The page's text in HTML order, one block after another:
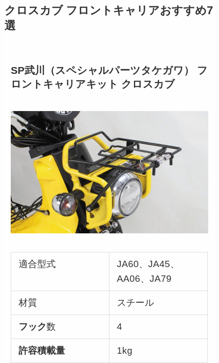
クロスカブ フロントキャリアおすすめ7
選
SP武川（スペシャルパーツタケガワ） フ
ロントキャリアキット クロスカブ
適合型式
JA60、JA45、
AA06、JA79
材質 スチール
フック数 4
許容積載量 1kg